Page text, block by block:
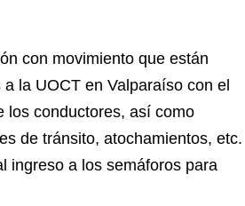
con movimiento que están
la UOCT en Valparaíso con el
los conductores, así como
de tránsito, atochamientos, etc.
ingreso a los semáforos para